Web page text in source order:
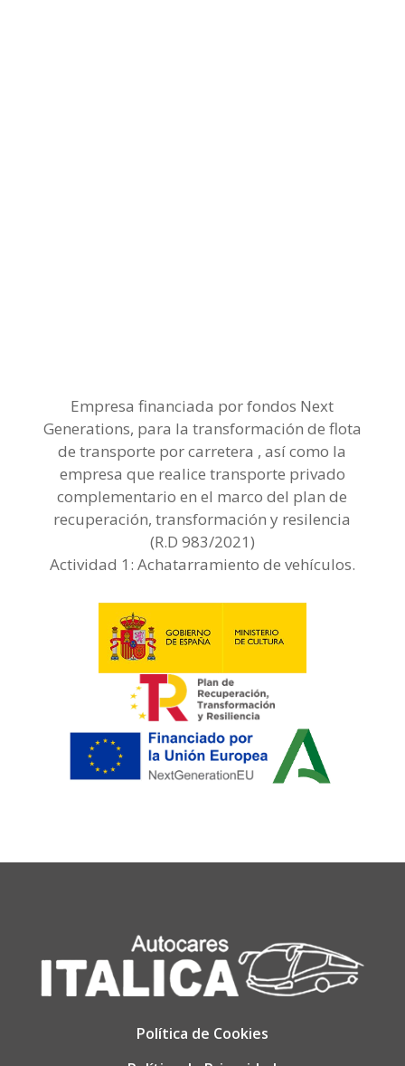
Empresa financiada por fondos Next
Generations, para la transformación de flota
de transporte por carretera , así como la
empresa que realice transporte privado
complementario en el marco del plan de
recuperación, transformación y resilencia
(R.D 983/2021)
Actividad 1: Achatarramiento de vehículos.
Política de Cookies